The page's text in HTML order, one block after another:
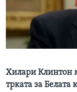
ИНТЕРВЈУА
Јазици
Хилари Клинтон
трката за Белата